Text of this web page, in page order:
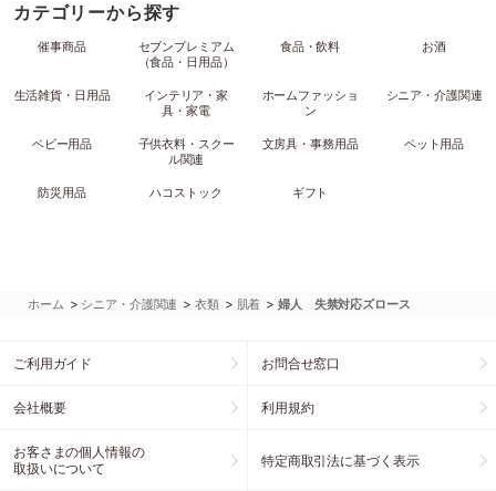
カテゴリーから探す
催事商品
セブンプレミアム
（食品・日用品）
食品・飲料 お酒
生活雑貨・日用品
インテリア・家
具・家電
ホームファッショ
ン
シニア・介護関連
ベビー用品
子供衣料・スクー
ル関連
文房具・事務用品 ペット用品
防災用品 ハコストック ギフト
ホーム > シニア・介護関連 >衣類 > 肌着 >婦人 失禁対応ズロース
ご利用ガイド お問合せ窓口
会社概要 利用規約
お客さまの個人情報の
取扱いについて
特定商取引法に基づく表示